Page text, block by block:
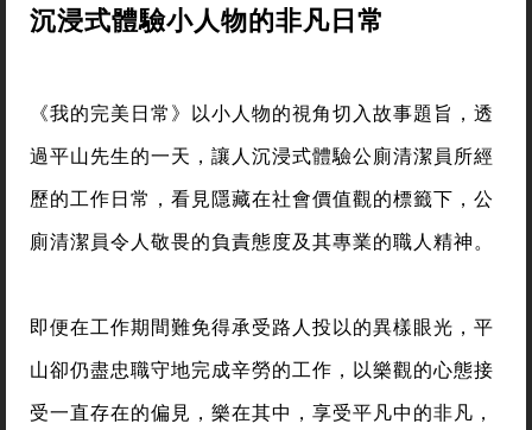
沉浸式體驗小人物的非凡日常
《我的完美日常》以小人物的視角切入故事題旨，透
過平山先生的一天，讓人沉浸式體驗公廁清潔員所經
歷的工作日常，看見隱藏在社會價值觀的標籤下，公
廁清潔員令人敬畏的負責態度及其專業的職人精神。
即便在工作期間難免得承受路人投以的異樣眼光，平
山卻仍盡忠職守地完成辛勞的工作，以樂觀的心態接
受一直存在的偏見，樂在其中，享受平凡中的非凡，